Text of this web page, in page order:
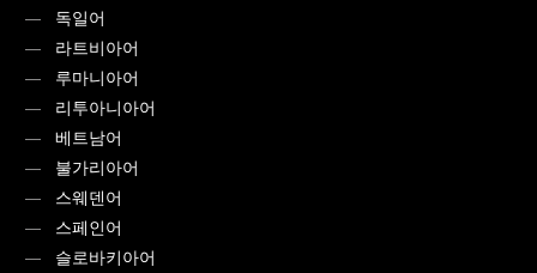
독일어
라트비아어
루마니아어
리투아니아어
베트남어
불가리아어
스웨덴어
스페인어
슬로바키아어